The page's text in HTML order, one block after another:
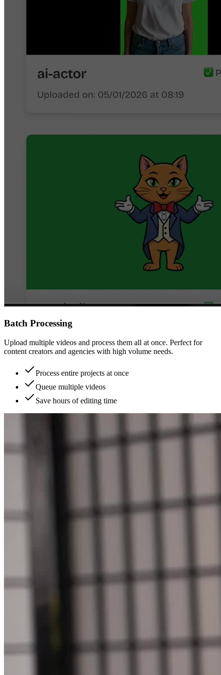
Batch Processing
Upload multiple videos and process them all at once. Perfect for
content creators and agencies with high volume needs.
Process entire projects at once
Queue multiple videos
Save hours of editing time